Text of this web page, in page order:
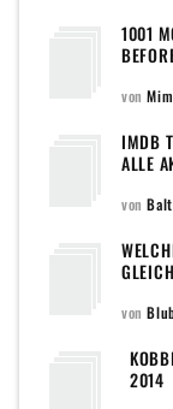
1001
von
IMDB
ALLE
von
von
2014